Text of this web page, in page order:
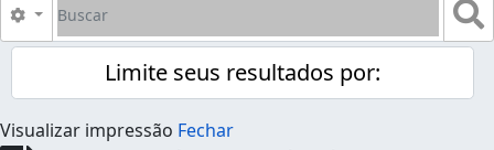
Opções de busca
Limite seus resultados por:
Visualizar impressão Fechar